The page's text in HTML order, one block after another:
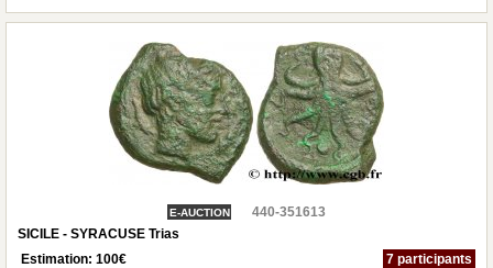
E-AUCTION
440-351613
SICILE - SYRACUSE Trias
Estimation: 100€ 7 participants